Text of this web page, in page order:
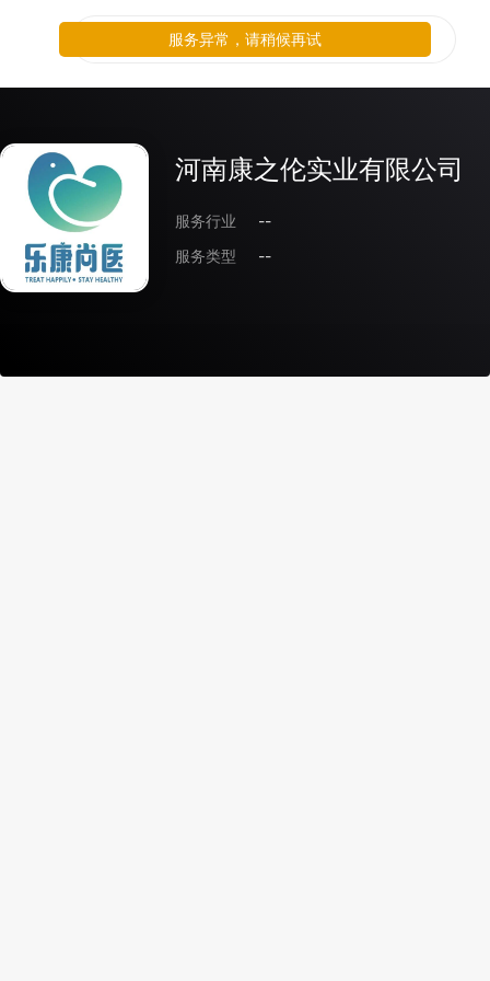
河南康之伦实业有限公司
服务行业
--
服务类型
--
服务异常，请稍候再试